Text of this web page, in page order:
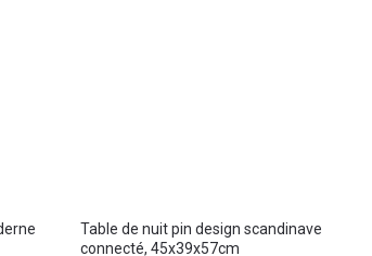
Table de nuit pin design scandinave
connecté, 45x39x57cm